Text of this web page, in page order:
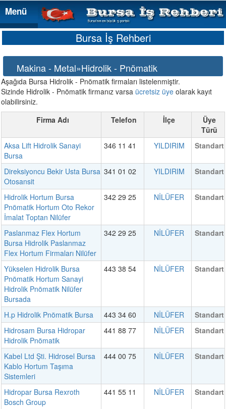
Menü
Menü
Bursa İş Rehberi
Makina - Metal»Hidrolik - Pnömatik
Aşağıda Bursa Hidrolik - Pnömatik firmaları listelenmiştir.
Sizinde Hidrolik - Pnömatik firmanız varsa ücretsiz üye olarak kayıt
olabilirsiniz.
Firma Adı
Telefon İlçe
Üye
Türü
Aksa Lift Hidrolik Sanayi
Bursa
346 11 41 YILDIRIM Standart
Direksiyoncu Bekir Usta Bursa
Otosansit
341 01 02 YILDIRIM Standart
Hidrolik Hortum Bursa
Pnömatik Hortum Oto Rekor
İmalat Toptan Nilüfer
342 29 25 NİLÜFER Standart
Paslanmaz Flex Hortum
Bursa Hidrolik Paslanmaz
Flex Hortum Firmaları Nilüfer
342 29 25 NİLÜFER Standart
Yükselen Hidrolik Bursa
Pnömatik Hortum Sanayi
Hidrolik Pnömatik Nilüfer
Bursada
443 38 54 NİLÜFER Standart
H.p Hidrolik Pnömatik Bursa 443 34 60 NİLÜFER
Standart
Hidrosam Bursa Hidropar
Hidrolik Pnömatik
441 88 77 NİLÜFER Standart
Kabel Ltd Şti. Hidrosel Bursa
Kablo Hortum Taşıma
Sistemleri
444 00 75 NİLÜFER Standart
Hidropar Bursa Rexroth
Bosch Group
441 55 11 NİLÜFER Standart